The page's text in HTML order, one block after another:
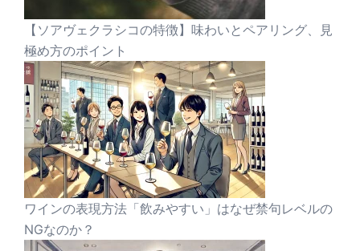
【ソアヴェクラシコの特徴】味わいとペアリング、見
極め方のポイント
ワインの表現方法「飲みやすい」はなぜ禁句レベルの
NGなのか？